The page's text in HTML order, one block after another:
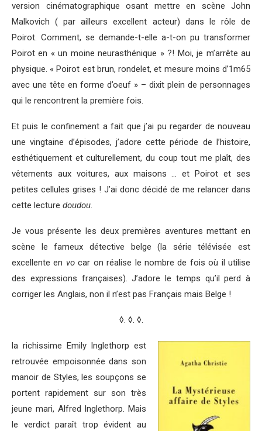
version cinématographique osant mettre en scène John
Malkovich ( par ailleurs excellent acteur) dans le rôle de
Poirot. Comment, se demande-t-elle a-t-on pu transformer
Poirot en « un moine neurasthénique » ?! Moi, je m’arrête au
physique. « Poirot est brun, rondelet, et mesure moins d’1m65
avec une tête en forme d’oeuf » – dixit plein de personnages
qui le rencontrent la première fois.
Et puis le confinement a fait que j’ai pu regarder de nouveau
une vingtaine d’épisodes, j’adore cette période de l’histoire,
esthétiquement et culturellement, du coup tout me plaît, des
vêtements aux voitures, aux maisons … et Poirot et ses
petites cellules grises ! J’ai donc décidé de me relancer dans
cette lecture doudou.
Je vous présente les deux premières aventures mettant en
scène le fameux détective belge (la série télévisée est
excellente en vocar on réalise le nombre de fois où il utilise
des expressions françaises). J’adore le temps qu’il perd à
corriger les Anglais, non il n’est pas Français mais Belge !
◊. ◊. ◊.
la richissime Emily Inglethorp est
retrouvée empoisonnée dans son
manoir de Styles, les soupçons se
portent rapidement sur son très
jeune mari, Alfred Inglethorp. Mais
le verdict paraît trop évident au